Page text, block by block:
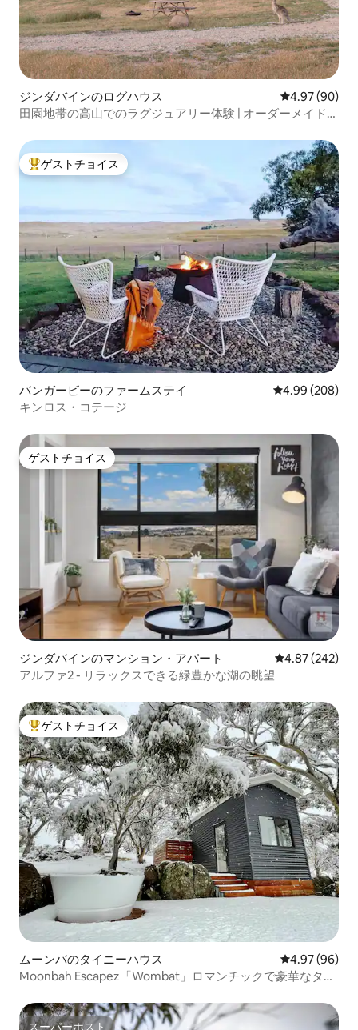
ジンダバインのログハウス レビュー90
4.97 (90)
田園地帯の高山でのラグジュアリー体験 | オーダーメイドの
大好評のゲストチョイスです。
ゲストチョイス
バンガービーのファームステイ レビュー208
4.99 (208)
キンロス・コテージ
ゲストチョイス
ゲストチョイス
ジンダバインのマンション・アパート レビュー242
4.87 (242)
アルファ2 - リラックスできる緑豊かな湖の眺望
大好評のゲストチョイスです。
ゲストチョイス
ムーンバのタイニーハウス レビュー96
4.97 (96)
Moonbah Escapez「Wombat」ロマンチックで豪華なタイ
スーパーホスト